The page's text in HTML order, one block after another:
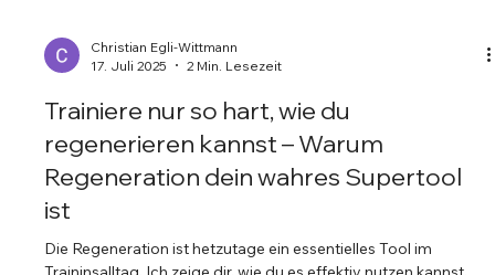
17. Juli 2025
2 Min. Lesezeit
Trainiere nur so hart, wie du
regenerieren kannst – Warum
Regeneration dein wahres Supertool
ist